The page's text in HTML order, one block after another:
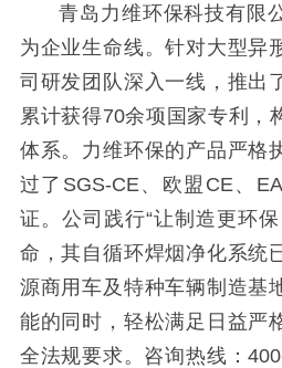
青岛力维环保科技有限
为企业生命线。针对大型异
司研发团队深入一线，推出
累计获得70余项国家专利，
体系。力维环保的产品严格
过了SGS-CE、欧盟CE、
证。公司践行“让制造更环
命，其自循环焊烟净化系统
源商用车及特种车辆制造基
能的同时，轻松满足日益严
全法规要求。咨询热线：